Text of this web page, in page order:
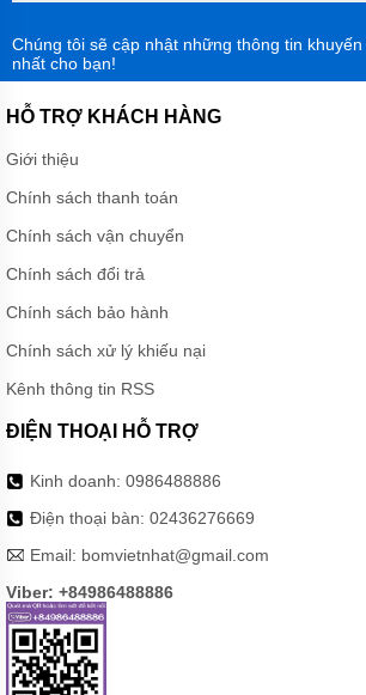
Chúng tôi sẽ cập nhật những thông tin
nhất cho bạn!
HỖ TRỢ KHÁCH HÀNG
Giới thiệu
Chính sách thanh toán
Chính sách vận chuyển
Chính sách đổi trả
Chính sách bảo hành
Chính sách xử lý khiếu nại
Kênh thông tin RSS
ĐIỆN THOẠI HỖ TRỢ
Kinh doanh: 0986488886
Điện thoại bàn: 02436276669
Email: bomvietnhat@gmail.com
Viber: +84986488886